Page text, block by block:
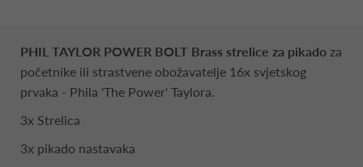
PHIL TAYLOR POWER BOLT Brass strelice za pikado za
početnike ili strastvene obožavatelje 16x svjetskog
prvaka - Phila 'The Power' Taylora.
3x Strelica
3x pikado nastavaka